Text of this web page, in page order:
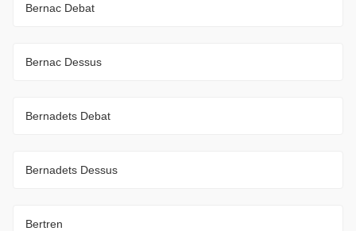
Bernac Debat
Bernac Dessus
Bernadets Debat
Bernadets Dessus
Bertren